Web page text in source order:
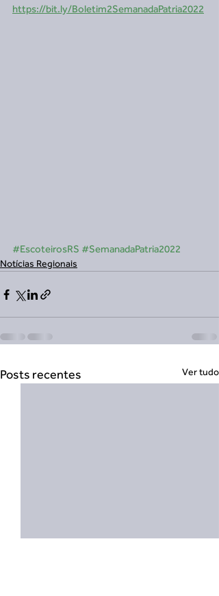
https://bit.ly/Boletim2SemanadaPatria2022
#EscoteirosRS #SemanadaPatria2022
Notícias Regionais
Posts recentes Ver tudo